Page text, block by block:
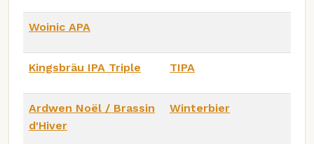
Woinic APA
Kingsbräu IPA Triple TIPA
Ardwen Noël / Brassin
d'Hiver
Winterbier